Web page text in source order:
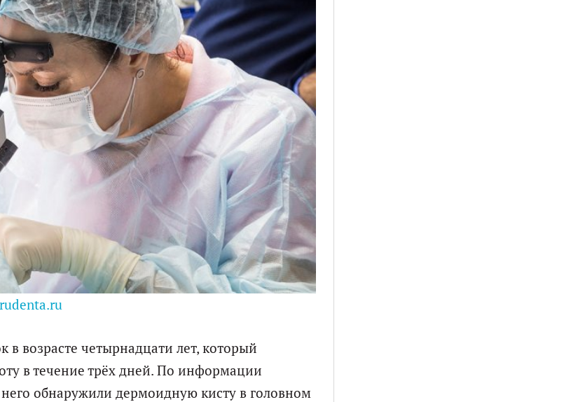
rudenta.ru
возрасте четырнадцати лет, который
в течение трёх дней. По информации
него обнаружили дермоидную кисту в головном